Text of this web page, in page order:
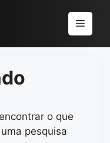
Menu
o que
pesquisa